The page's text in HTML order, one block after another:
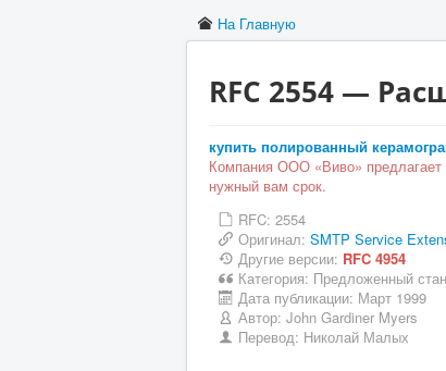
На Главную
RFC 2554 —
купить полированный
Компания ООО «Виво» предлагает
нужный вам срок.
RFC: 2554
Оригинал: SMTP Service
Другие версии: RFC 4954
Категория: Предложенный
Дата публикации: Март 1999
Автор: John Gardiner Myers
Перевод: Николай Малых